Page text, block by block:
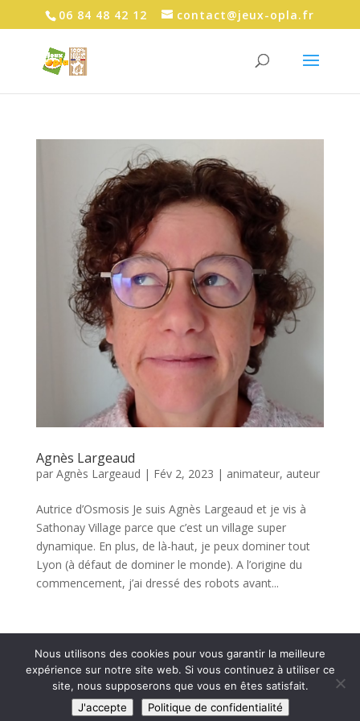
06 84 48 42 12 contact@jeux-opla.fr
Agnès Largeaud
par Agnès Largeaud | Fév 2, 2023 | animateur, auteur
Autrice d’Osmosis Je suis Agnès Largeaud et je vis à
Sathonay Village parce que c’est un village super
dynamique. En plus, de là-haut, je peux dominer tout
Lyon (à défaut de dominer le monde). A l’origine du
commencement, j’ai dressé des robots avant...
© 2019-2026 Jeux Opla - Editeur et Distributeur-
N°SIRET 80363667900026 - Contact-CGV 2026-
Mentions légales
Nous utilisons des cookies pour vous garantir la meilleure
expérience sur notre site web. Si vous continuez à utiliser ce
site, nous supposerons que vous en êtes satisfait.
J'accepte
Politique de confidentialité